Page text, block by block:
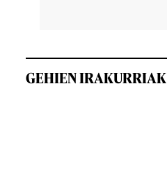
GEHIEN IRAKURRIAK